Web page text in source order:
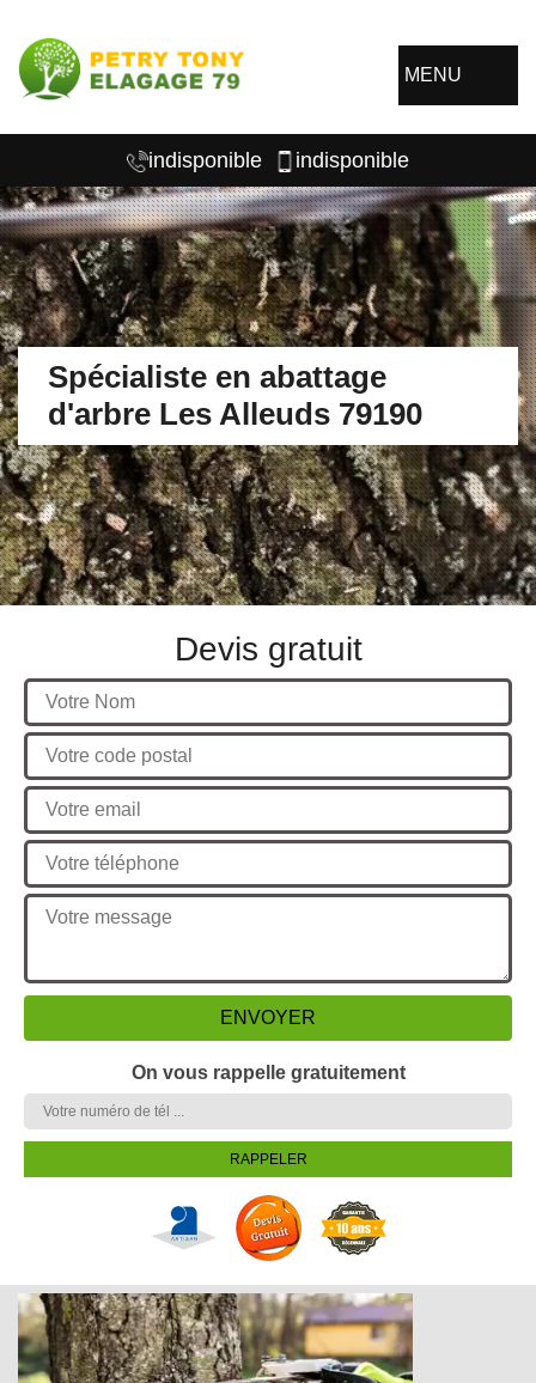
MENU
indisponible indisponible
Spécialiste en abattage
d'arbre Les Alleuds 79190
Devis gratuit
On vous rappelle gratuitement